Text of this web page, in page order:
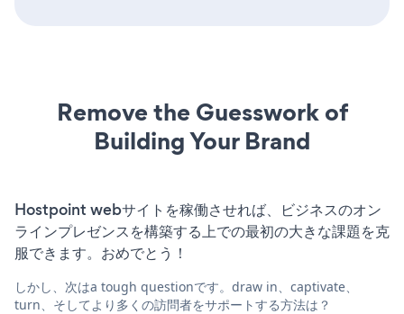
Remove the Guesswork of
Building Your Brand
Hostpoint webサイトを稼働させれば、ビジネスのオン
ラインプレゼンスを構築する上での最初の大きな課題を克
服できます。おめでとう！
しかし、次はa tough questionです。draw in、captivate、
turn、そしてより多くの訪問者をサポートする方法は？